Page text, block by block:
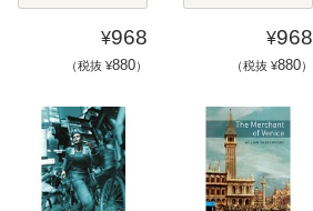
¥968
（税抜 ¥880）
¥968
（税抜 ¥880）